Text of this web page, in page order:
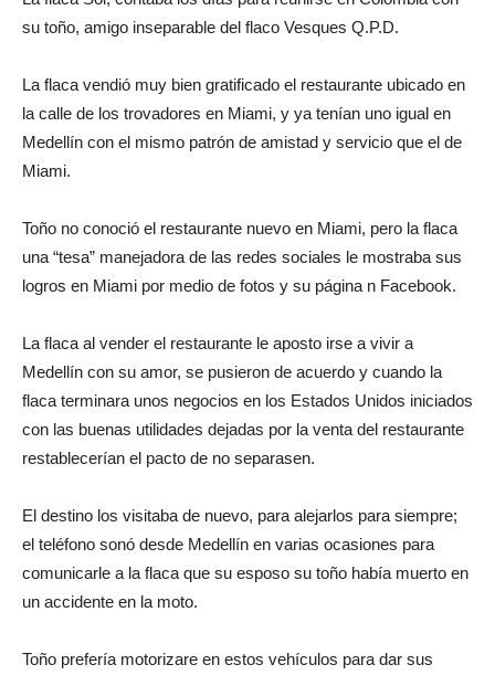
su toño, amigo inseparable del flaco Vesques Q.P.D.
La flaca vendió muy bien gratificado el restaurante ubicado en
la calle de los trovadores en Miami, y ya tenían uno igual en
Medellín con el mismo patrón de amistad y servicio que el de
Miami.
Toño no conoció el restaurante nuevo en Miami, pero la flaca
una “tesa” manejadora de las redes sociales le mostraba sus
logros en Miami por medio de fotos y su página n Facebook.
La flaca al vender el restaurante le aposto irse a vivir a
Medellín con su amor, se pusieron de acuerdo y cuando la
flaca terminara unos negocios en los Estados Unidos iniciados
con las buenas utilidades dejadas por la venta del restaurante
restablecerían el pacto de no separasen.
El destino los visitaba de nuevo, para alejarlos para siempre;
el teléfono sonó desde Medellín en varias ocasiones para
comunicarle a la flaca que su esposo su toño había muerto en
un accidente en la moto.
Toño prefería motorizare en estos vehículos para dar sus